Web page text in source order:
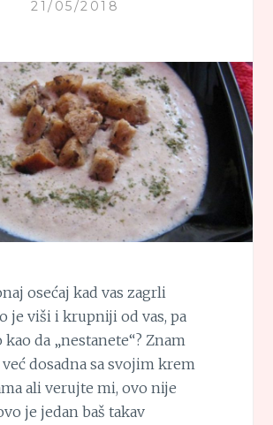
21/05/2018
osećaj kad vas zagrli
je viši i krupniji od vas, pa
da „nestanete“? Znam
već dosadna sa svojim krem
ali verujte mi, ovo nije
je jedan baš takav